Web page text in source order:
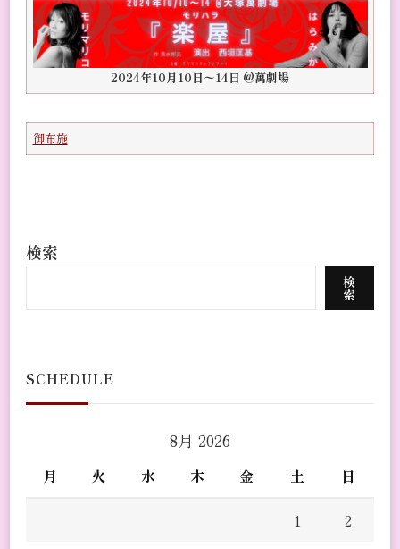
2024年10月10日〜14日 @萬劇場
御布施
検索
検
索
SCHEDULE
8月 2026
月 火 水 木 金 土 日
1
2